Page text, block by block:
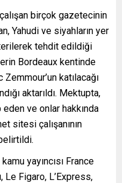
birçok gazetecinin
Yahudi ve siyahların yer
tehdit edildiği
Bordeaux kentinde
katılacağı
aktarıldı. Mektupta,
eden ve onlar hakkında
sitesi çalışanının
yayıncısı France
Le Figaro, L’Express,